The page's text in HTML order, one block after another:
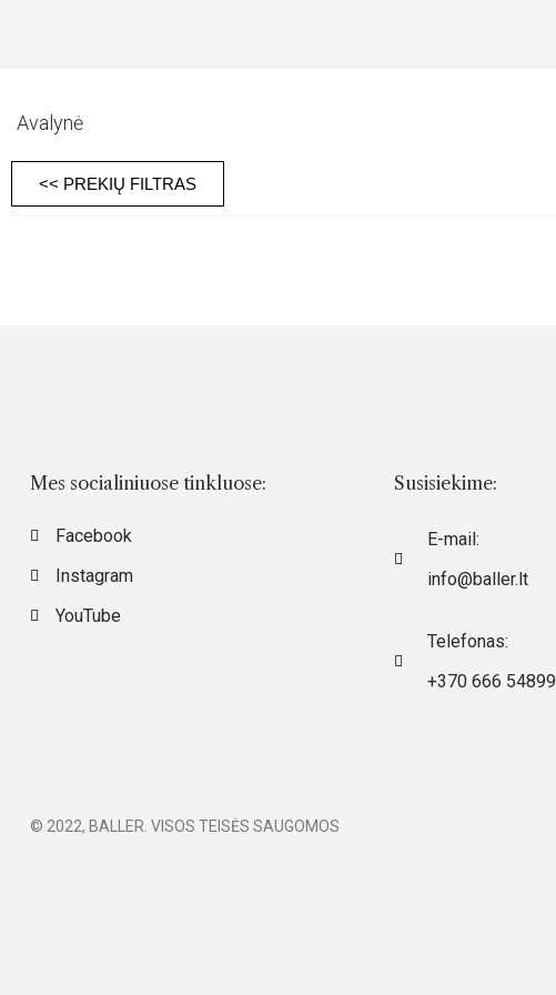
Avalynė
<< PREKIŲ FILTRAS
Mes socialiniuose tinkluose:
Facebook
Instagram
YouTube
Susisiekime:
E-mail:
info@baller.lt
Telefonas:
+370 666 54899
© 2022, BALLER. VISOS TEISĖS SAUGOMOS